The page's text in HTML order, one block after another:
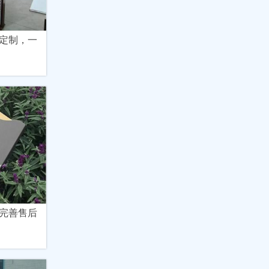
制，一
善售后